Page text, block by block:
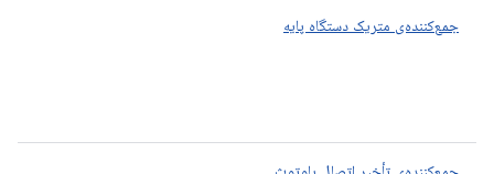
جمع‌کننده‌ی متریک دستگاه پایه